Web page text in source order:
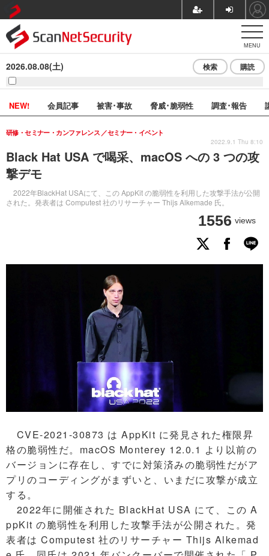
MENU
2026.08.08(土) 検索 購読
NEW! 会員記事 被害･事故 脅威･脆弱性 調査･報告
Black Hat USA で喝采、macOS への 3 つの攻
撃デモ
2022年BlackHat USAにて、この AppKit の脆弱性を利用した攻撃手法が公開
された。発表者は Computest 社のリサーチャー Thijs Alkemade 氏。
研修・セミナー・カンファレンス セミナー・イベント
1556 views
2022.9.1 Thu 8:10
CVE-2021-30873 は AppKit に発見された権限昇
格の脆弱性だ。macOS Monterey 12.0.1 より以前の
バージョンに存在し、すでに対策済みの脆弱性だがア
プリのコーディングがまずいと、いまだに攻撃が成立
する。
2022年に開催された BlackHat USA にて、この A
ppKit の脆弱性を利用した攻撃手法が公開された。発
表者は Computest 社のリサーチャー Thijs Alkemad